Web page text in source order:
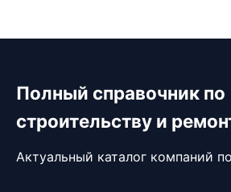
Полный справочник по
строительству и
Актуальный каталог компаний